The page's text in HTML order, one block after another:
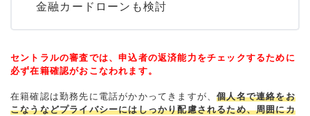
金融カードローンも検討
セントラルの審査では、申込者の返済能力をチェックするために
必ず在籍確認がおこなわれます。
在籍確認は勤務先に電話がかかってきますが、個人名で連絡をお
こなうなどプライバシーにはしっかり配慮されるため、周囲にカ